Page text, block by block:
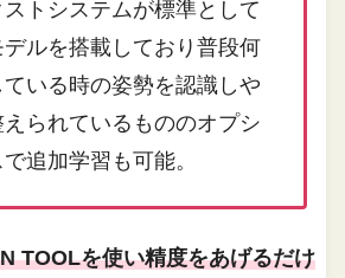
トシステムが標準として
ルを搭載しており普段何
いる時の姿勢を認識しや
られているもののオプシ
追加学習も可能。
TOOLを使い精度をあげるだけ